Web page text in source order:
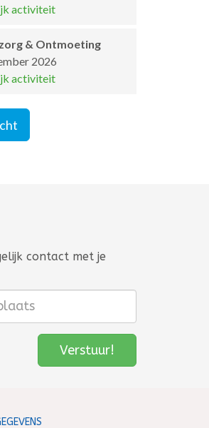
activiteit
& Ontmoeting
2026
activiteit
contact met je